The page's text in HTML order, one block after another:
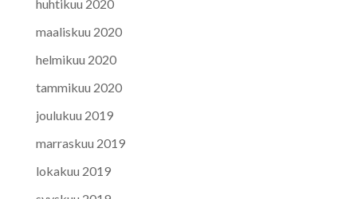
huhtikuu 2020
maaliskuu 2020
helmikuu 2020
tammikuu 2020
joulukuu 2019
marraskuu 2019
lokakuu 2019